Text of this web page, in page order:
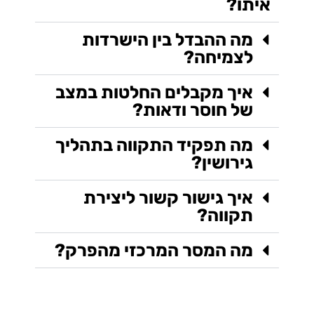
איתו?
מה ההבדל בין הישרדות
לצמיחה?
איך מקבלים החלטות במצב
של חוסר ודאות?
מה תפקיד התקווה בתהליך
גירושין?
איך גישור קשור ליצירת
תקווה?
מה המסר המרכזי מהפרק?